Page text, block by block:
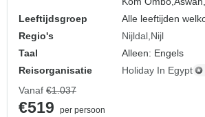
Leeftijdsgroep
Alle leeftijden
Regio's
Nijldal Nijl
Taal
Alleen: Engels
Reisorganisatie
Holiday In Egypt
Vanaf €1.037
€519
per persoon